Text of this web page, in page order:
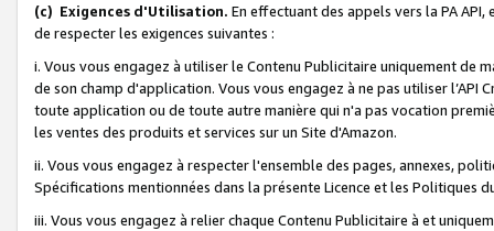
(c) Exigences d'Utilisation. En effectuant des appels vers la PA
de respecter les exigences suivantes :
i. Vous vous engagez à utiliser le Contenu Publicitaire uniquement de
de son champ d'application. Vous vous engagez à ne pas utiliser l’API
toute application ou de toute autre manière qui n'a pas vocation
les ventes des produits et services sur un Site d'Amazon.
ii. Vous vous engagez à respecter l'ensemble des pages, annexes,
Spécifications mentionnées dans la présente Licence et les Politiques
iii. Vous vous engagez à relier chaque Contenu Publicitaire à et